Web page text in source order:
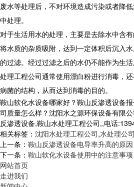
废水等处理后，不对环境造成污染或者降
中处理。
对于生活用水的处理，主要是去除水中含
将水质的杂质吸附，达到一定体积后沉入
的过滤。经过过滤之后的水仍不能作为生
处理工程公司通常使用漂白粉进行消毒，还
病菌的结构，从而达到消毒的目的。
鞍山软化水设备哪家好？鞍山反渗透设备
司质量怎么样？沈阳水之源环保设备有限
反渗透设备,鞍山水处理工程公司,,电话
相关标签： 沈阳水处理工程公司,水处理公司
上一条： 鞍山反渗透设备电导率升高的原因
下一条： 鞍山软化水设备使用中的注意事项
网站首页
走进我们